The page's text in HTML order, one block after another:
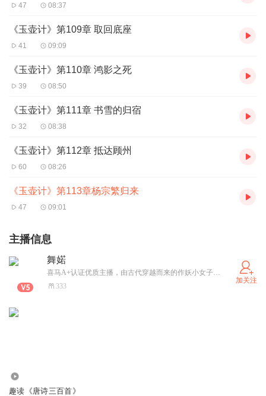
47 08:37
《玉壶计》第109章 取回底座
41 09:09
《玉壶计》第110章 鸿影之死
39 08:50
《玉壶计》第111章 书雪的归宿
32 08:38
《玉壶计》第112章 抵达顾州
60 08:26
《玉壶计》第113章杨宗繁归来
47 09:01
主播信息
舞婼
喜马A+认证优质主播，由古代穿越而来的作妖小女子一枚，走过路过，不要忘记关注、订阅、月票、评论，别逼我跪下来求你呦
333
加关注
趣读《唐诗三百首》